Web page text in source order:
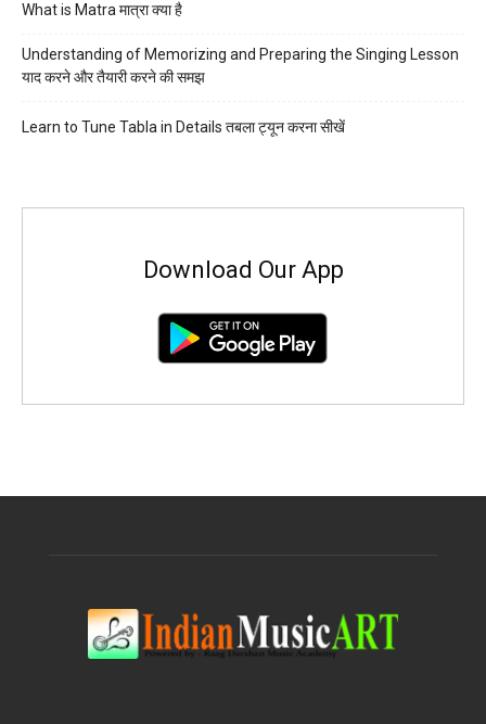
What is Matra मात्रा क्या है
Understanding of Memorizing and Preparing the Singing Lesson
याद करने और तैयारी करने की समझ
Learn to Tune Tabla in Details तबला ट्यून करना सीखें
Download Our App